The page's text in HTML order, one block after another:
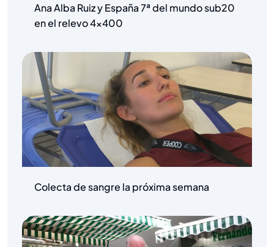
Ana Alba Ruiz y España 7ª del mundo sub20
en el relevo 4×400
Colecta de sangre la próxima semana